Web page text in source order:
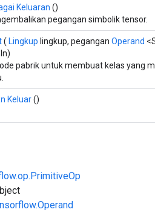
Keluaran ()
pegangan simbolik tensor.
( Lingkup lingkup, pegangan Operand
pabrik untuk membuat kelas yang
Keluar()